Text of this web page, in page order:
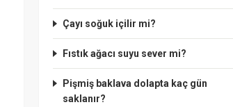
Çayı soğuk içilir mi?
Fıstık ağacı suyu sever mi?
Pişmiş baklava dolapta kaç gün
saklanır?